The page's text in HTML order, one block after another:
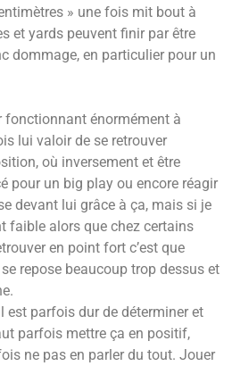
» une fois mit bout à
et yards peuvent finir par être
dommage, en particulier pour un
fonctionnant énormément à
lui valoir de se retrouver
où inversement et être
pour un big play ou encore réagir
devant lui grâce à ça, mais si je
faible alors que chez certains
en point fort c’est que
repose beaucoup trop dessus et
est parfois dur de déterminer et
parfois mettre ça en positif,
ne pas en parler du tout. Jouer